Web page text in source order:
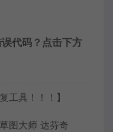
代码？点击下方
工具！！！】
图大师 达芬奇